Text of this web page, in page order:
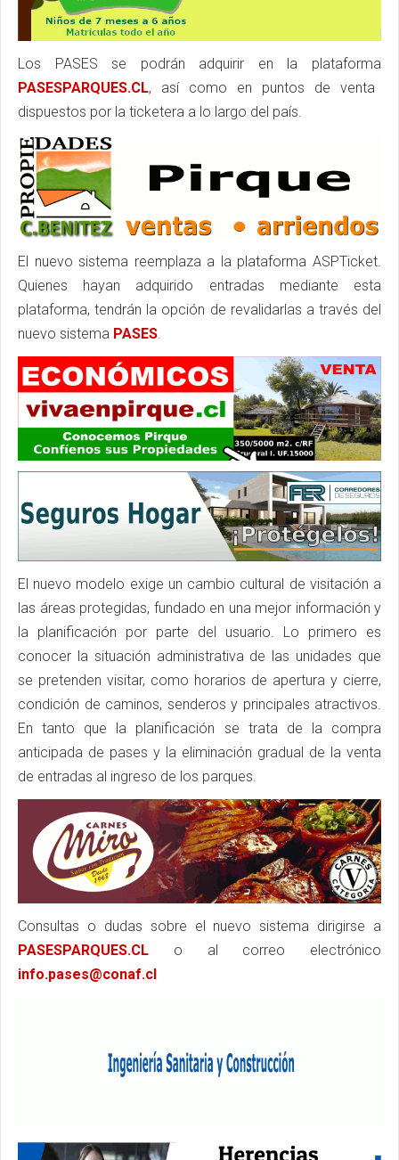
Los PASES se podrán adquirir en la plataforma
PASESPARQUES.CL, así como en puntos de venta
dispuestos por la ticketera a lo largo del país.
El nuevo sistema reemplaza a la plataforma ASPTicket.
Quienes hayan adquirido entradas mediante esta
plataforma, tendrán la opción de revalidarlas a través del
nuevo sistema PASES.
El nuevo modelo exige un cambio cultural de visitación a
las áreas protegidas, fundado en una mejor información y
la planificación por parte del usuario. Lo primero es
conocer la situación administrativa de las unidades que
se pretenden visitar, como horarios de apertura y cierre,
condición de caminos, senderos y principales atractivos.
En tanto que la planificación se trata de la compra
anticipada de pases y la eliminación gradual de la venta
de entradas al ingreso de los parques.
Consultas o dudas sobre el nuevo sistema dirigirse a
PASESPARQUES.CL o al correo electrónico
info.pases@conaf.cl